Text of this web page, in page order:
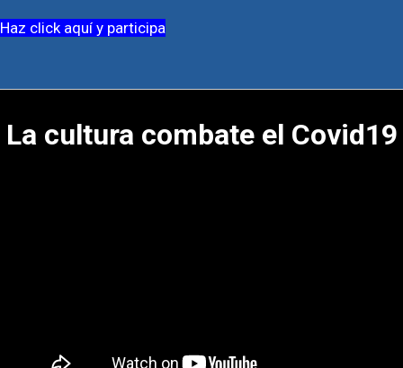
Haz click aquí y participa
La cultura combate el Covid19